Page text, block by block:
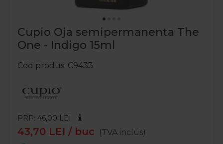
Cupio Oja semipermanenta The
One - Indigo 15ml
Cod produs C9433
PRP: 46,00 LEI
43,70 LEI / buc
(TVA inclus)